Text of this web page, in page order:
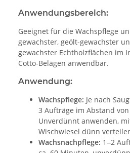
Anwendungsbereich:
Geeignet für die Wachspflege
gewachster, geölt-gewachster
gewachster Echtholzflächen im
Cotto-Belägen anwendbar.
Anwendung:
Wachspflege: Je nach
3 Aufträge im Abstand
Unverdünnt anwenden,
Wischwiesel dünn
Wachsnachpflege: 1‒2